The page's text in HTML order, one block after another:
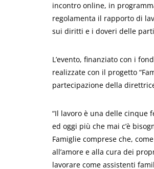
incontro online, in
regolamenta il rapporto di
sui diritti e i doveri delle
L’evento, finanziato con i
realizzate con il progetto
partecipazione della
“Il lavoro è una delle cinque
ed oggi più che mai c’è
Famiglie comprese che,
all’amore e alla cura dei
lavorare come assistenti